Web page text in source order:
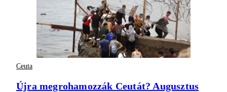
Ceuta
Újra megrohamozzák Ceutát? Augusztus